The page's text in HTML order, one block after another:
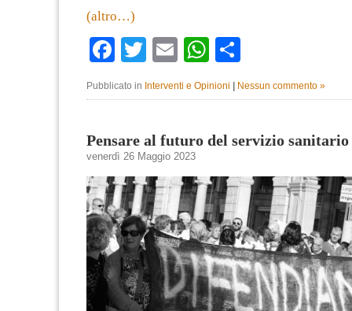
(altro…)
Facebook
TwitterEmailWhatsApp
Pubblicato in Interventi e Opinioni Nessun commento »
Pensare al futuro del servizio sanitario
venerdì 26 Maggio 2023